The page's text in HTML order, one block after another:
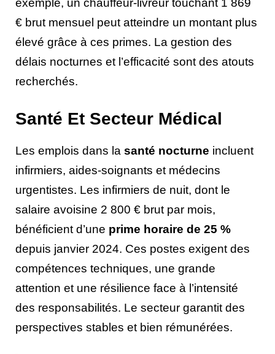
exemple, un chauffeur-livreur touchant 1 869
€ brut mensuel peut atteindre un montant plus
élevé grâce à ces primes. La gestion des
délais nocturnes et l’efficacité sont des atouts
recherchés.
Santé Et Secteur Médical
Les emplois dans la santé nocturne incluent
infirmiers, aides-soignants et médecins
urgentistes. Les infirmiers de nuit, dont le
salaire avoisine 2 800 € brut par mois,
bénéficient d’une prime horaire de 25 %
depuis janvier 2024. Ces postes exigent des
compétences techniques, une grande
attention et une résilience face à l’intensité
des responsabilités. Le secteur garantit des
perspectives stables et bien rémunérées.